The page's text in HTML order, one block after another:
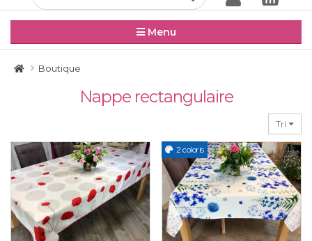
Menu
Boutique
Nappe rectangulaire
Tri
2 coloris